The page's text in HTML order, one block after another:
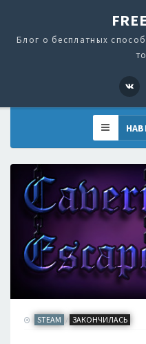
Блог о бесплатных
STEAM / ЗАКОНЧИЛАСЬ